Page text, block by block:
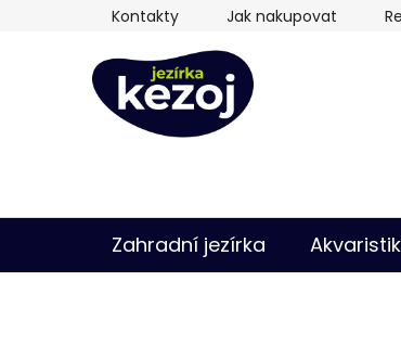
Kontakty Jak nakupovat
Zahradní jezírka